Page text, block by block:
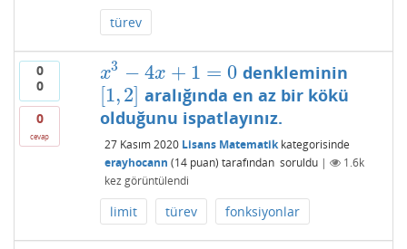
türev
0
0
0
cevap
x3 − 4x + 1 = 0
x3− 4x +1= 0 denkleminin
[1,2]
1,2] aralığında en az bir kökü
olduğunu ispatlayınız.
27 Kasım 2020 Lisans Matematikkategorisinde
erayhocann (14puan) tarafından soruldu |
1.6k
kez görüntülendi
limit türev fonksiyonlar